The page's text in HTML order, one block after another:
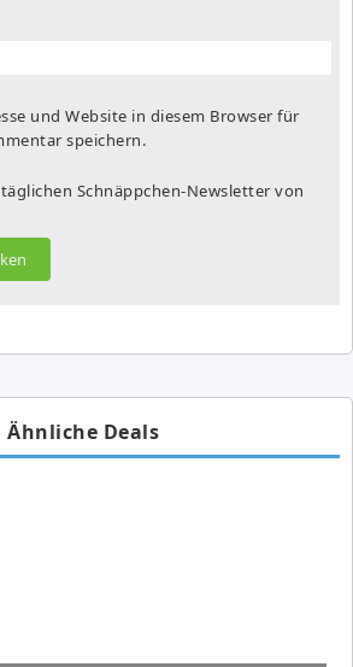
und Website in diesem Browser für
speichern.
Schnäppchen-Newsletter von
Ähnliche Deals